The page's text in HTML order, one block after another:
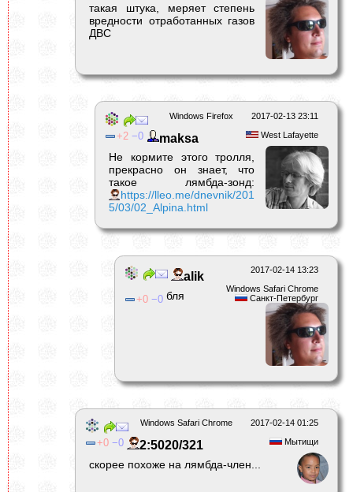
такая штука, меряет степень
вредности отработанных газов
ДВС
2017-02-13 23:11
Windows Firefox
West Lafayette
2 0 maksa
Не кормите этого тролля,
прекрасно он знает, что
такое лямбда-зонд:
https://lleo.me/dnevnik/201
5/03/02_Alpina.html
2017-02-14 13:23
Windows Safari Chrome
Санкт-Петербург
0 0
alik
бля
2017-02-14 01:25
Windows Safari Chrome
Мытищи
0 0 2:5020/321
скорее похоже на лямбда-член...